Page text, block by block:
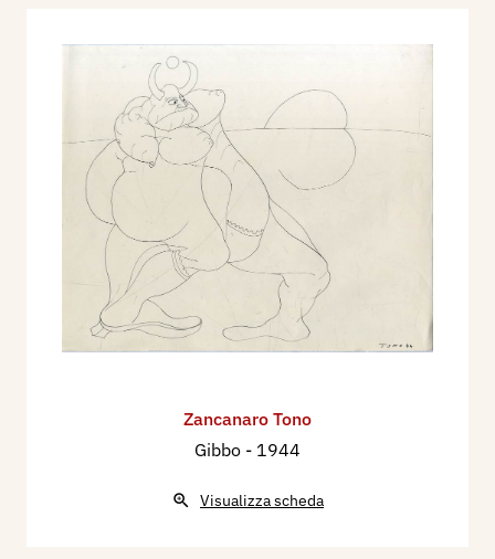
Zancanaro Tono
Gibbo - 1944
Visualizza scheda